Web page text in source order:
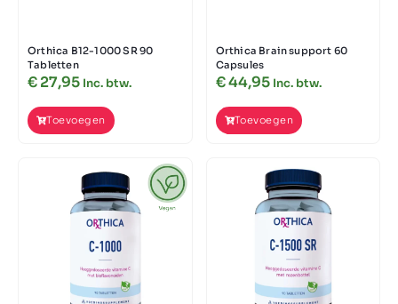
Orthica B12-1000 SR 90
Tabletten
€27,95 Inc. btw.
Toevoegen
Orthica Brain support 60
Capsules
€44,95 Inc. btw.
Toevoegen